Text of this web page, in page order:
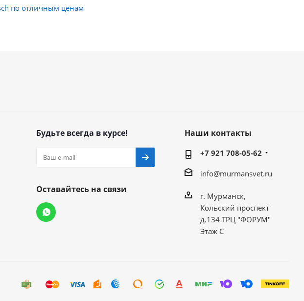
по отличным ценам
Будьте всегда в курсе!
Оставайтесь на связи
Наши контакты
+7 921 708-05-62
info@murmansvet.ru
г. Мурманск,
Кольский проспект
д.134 ТРЦ "ФОРУМ"
Этаж С